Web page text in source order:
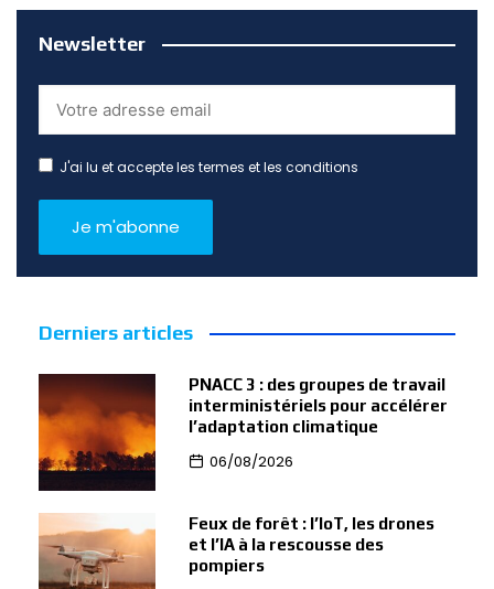
Newsletter
J'ai lu et accepte les termes et les conditions
Derniers articles
PNACC 3 : des groupes de travail
interministériels pour accélérer
l’adaptation climatique
06/08/2026
Feux de forêt : l’IoT, les drones
et l’IA à la rescousse des
pompiers